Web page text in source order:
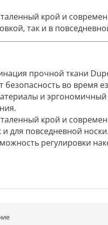
крой и
так и в
прочной ткани
безопасность во время
и
крой и
для повседневной носки.
регулировки